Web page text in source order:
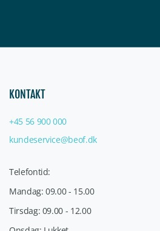
KONTAKT
+45 56 900 000
kundeservice@beof.dk
Telefontid:
Mandag: 09.00 - 15.00
Tirsdag: 09.00 - 12.00